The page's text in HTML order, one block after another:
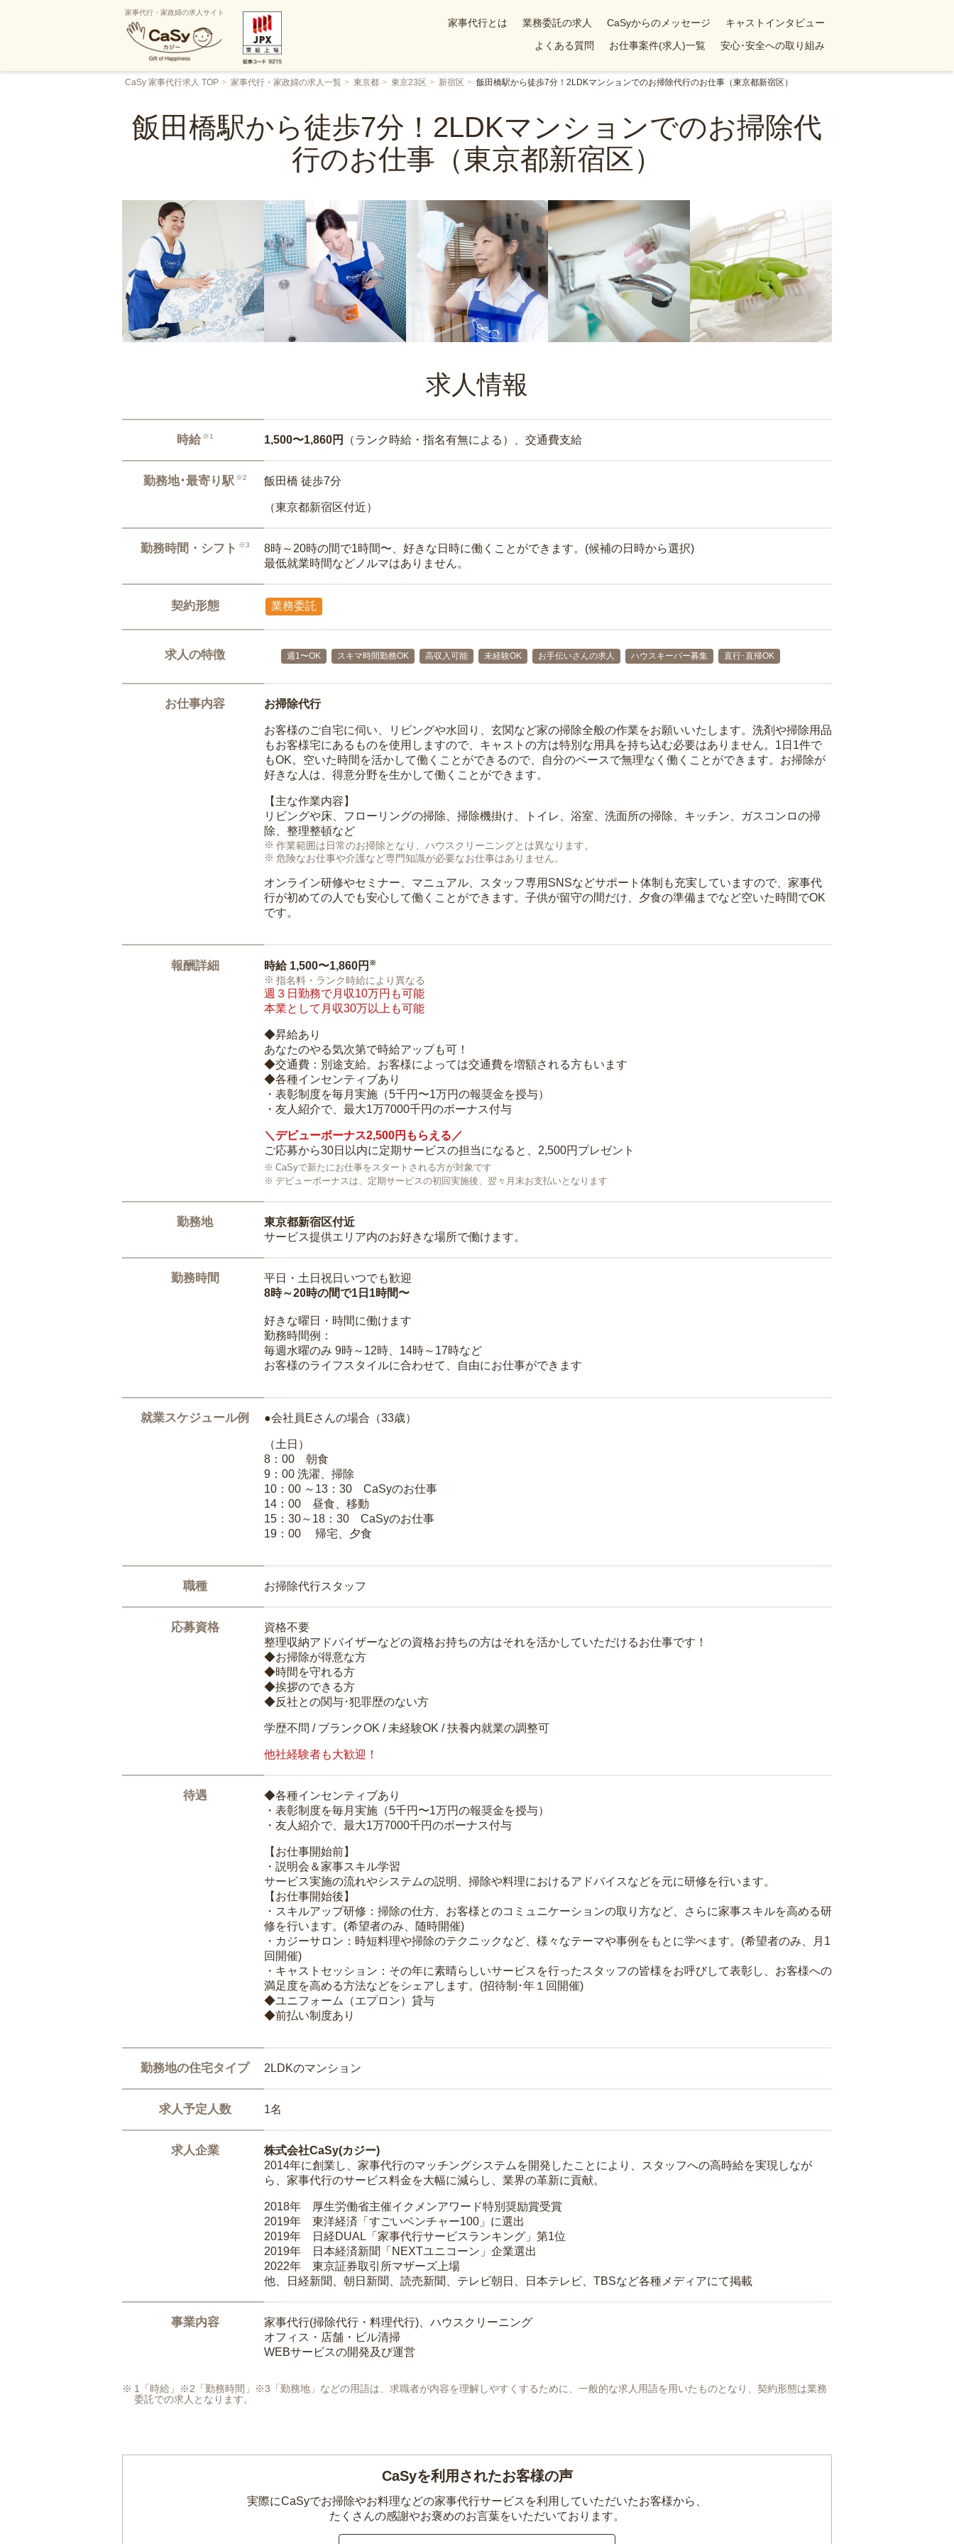
家事代行・家政婦の求人サイト
家事代行とは 業務委託の求人 CaSyからのメッセージ
キャストインタビュー
よくある質問
お仕事案件(求人)一覧 安心･安全への取り組み
CaSy 家事代行求人 TOP 家事代行・家政婦の求人一覧 東京都 東京23区 新宿区 飯田橋駅から徒歩7分！2LDKマンションでのお掃除代行のお仕事（東京都新宿区）
飯田橋駅から徒歩7分！2LDKマンションでのお掃除代
行のお仕事（東京都新宿区）
求人情報
時給 ※1 1,500〜1,860円 （ランク時給・指名有無による）、交通費支給
勤務地･最寄り駅 ※2 飯田橋 徒歩7分
（東京都新宿区付近）
勤務時間・シフト ※3
8時～20時の間で1時間〜、好きな日時に働くことができます。(候補の日時から選択)
最低就業時間などノルマはありません。
契約形態 業務委託
求人の特徴 週1〜OK スキマ時間勤務OK 高収入可能 未経験OK お手伝いさんの求人 ハウスキーパー募集 直行･直帰OK
お仕事内容 お掃除代行
お客様のご自宅に伺い、リビングや水回り、玄関など家の掃除全般の作業をお願いいたします。洗剤や掃除用品
もお客様宅にあるものを使用しますので、キャストの方は特別な用具を持ち込む必要はありません。1日1件で
もOK。空いた時間を活かして働くことができるので、自分のペースで無理なく働くことができます。お掃除が
好きな人は、得意分野を生かして働くことができます。
【主な作業内容】
リビングや床、フローリングの掃除、掃除機掛け、トイレ、浴室、洗面所の掃除、キッチン、ガスコンロの掃
除、整理整頓など
作業範囲は日常のお掃除となり、ハウスクリーニングとは異なります。
危険なお仕事や介護など専門知識が必要なお仕事はありません。
オンライン研修やセミナー、マニュアル、スタッフ専用SNSなどサポート体制も充実していますので、家事代
行が初めての人でも安心して働くことができます。子供が留守の間だけ、夕食の準備までなど空いた時間でOK
です。
報酬詳細 時給 1,500〜1,860円 ※
指名料・ランク時給により異なる
週３日勤務で月収10万円も可能
本業として月収30万以上も可能
◆昇給あり
あなたのやる気次第で時給アップも可！
◆交通費：別途支給。お客様によっては交通費を増額される方もいます
◆各種インセンティブあり
・表彰制度を毎月実施（5千円〜1万円の報奨金を授与）
・友人紹介で、最大1万7000千円のボーナス付与
＼デビューボーナス2,500円もらえる／
ご応募から30日以内に定期サービスの担当になると、2,500円プレゼント
CaSyで新たにお仕事をスタートされる方が対象です
デビューボーナスは、定期サービスの初回実施後、翌々月末お支払いとなります
勤務地
東京都新宿区付近
サービス提供エリア内のお好きな場所で働けます。
勤務時間
平日・土日祝日いつでも歓迎
8時～20時の間で1日1時間〜
好きな曜日・時間に働けます
勤務時間例：
毎週水曜のみ 9時～12時、14時～17時など
お客様のライフスタイルに合わせて、自由にお仕事ができます
就業スケジュール例 ●会社員Eさんの場合（33歳）
（土日）
8：00 朝食
9：00 洗濯、掃除
10：00 ～13：30 CaSyのお仕事
14：00 昼食、移動
15：30～18：30 CaSyのお仕事
19：00 帰宅、夕食
職種 お掃除代行スタッフ
応募資格
資格不要
整理収納アドバイザーなどの資格お持ちの方はそれを活かしていただけるお仕事です！
◆お掃除が得意な方
◆時間を守れる方
◆挨拶のできる方
◆反社との関与･犯罪歴のない方
学歴不問 / ブランクOK / 未経験OK / 扶養内就業の調整可
他社経験者も大歓迎！
待遇
◆各種インセンティブあり
・表彰制度を毎月実施（5千円〜1万円の報奨金を授与）
・友人紹介で、最大1万7000千円のボーナス付与
【お仕事開始前】
・説明会＆家事スキル学習
サービス実施の流れやシステムの説明、掃除や料理におけるアドバイスなどを元に研修を行います。
【お仕事開始後】
・スキルアップ研修：掃除の仕方、お客様とのコミュニケーションの取り方など、さらに家事スキルを高める研
修を行います。(希望者のみ、随時開催)
・カジーサロン：時短料理や掃除のテクニックなど、様々なテーマや事例をもとに学べます。(希望者のみ、月1
回開催)
・キャストセッション：その年に素晴らしいサービスを行ったスタッフの皆様をお呼びして表彰し、お客様への
満足度を高める方法などをシェアします。(招待制･年１回開催)
◆ユニフォーム（エプロン）貸与
◆前払い制度あり
勤務地の住宅タイプ 2LDKのマンション
求人予定人数 1名
求人企業
株式会社CaSy(カジー)
2014年に創業し、家事代行のマッチングシステムを開発したことにより、スタッフへの高時給を実現しなが
ら、家事代行のサービス料金を大幅に減らし、業界の革新に貢献。
2018年 厚生労働省主催イクメンアワード特別奨励賞受賞
2019年 東洋経済「すごいベンチャー100」に選出
2019年 日経DUAL「家事代行サービスランキング」第1位
2019年 日本経済新聞「NEXTユニコーン」企業選出
2022年 東京証券取引所マザーズ上場
他、日経新聞、朝日新聞、読売新聞、テレビ朝日、日本テレビ、TBSなど各種メディアにて掲載
事業内容
家事代行(掃除代行・料理代行)、ハウスクリーニング
オフィス・店舗・ビル清掃
WEBサービスの開発及び運営
1「時給」※2「勤務時間」※3「勤務地」などの用語は、求職者が内容を理解しやすくするために、一般的な求人用語を用いたものとなり、契約形態は業務
委託での求人となります。
CaSyを利用されたお客様の声
実際にCaSyでお掃除やお料理などの家事代行サービスを利用していただいたお客様から、
たくさんの感謝やお褒めのお言葉をいただいております。